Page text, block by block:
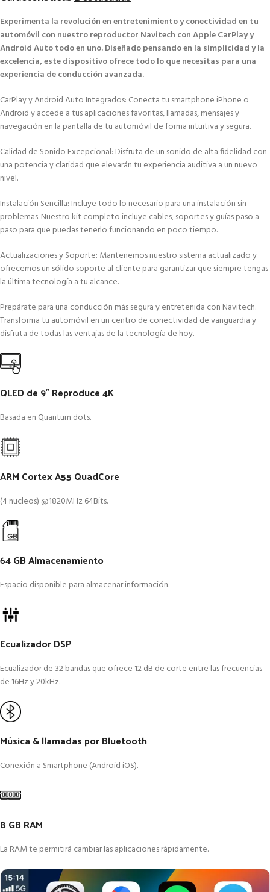
Experimenta la revolución en entretenimiento y conectividad en tu
automóvil con nuestro reproductor Navitech con Apple CarPlay y
Android Auto todo en uno. Diseñado pensando en la simplicidad y la
excelencia, este dispositivo ofrece todo lo que necesitas para una
experiencia de conducción avanzada.
CarPlay y Android Auto Integrados: Conecta tu smartphone iPhone o
Android y accede a tus aplicaciones favoritas, llamadas, mensajes y
navegación en la pantalla de tu automóvil de forma intuitiva y segura.
Calidad de Sonido Excepcional: Disfruta de un sonido de alta fidelidad con
una potencia y claridad que elevarán tu experiencia auditiva a un nuevo
nivel.
Instalación Sencilla: Incluye todo lo necesario para una instalación sin
problemas. Nuestro kit completo incluye cables, soportes y guías paso a
paso para que puedas tenerlo funcionando en poco tiempo.
Actualizaciones y Soporte: Mantenemos nuestro sistema actualizado y
ofrecemos un sólido soporte al cliente para garantizar que siempre tengas
la última tecnología a tu alcance.
Prepárate para una conducción más segura y entretenida con Navitech.
Transforma tu automóvil en un centro de conectividad de vanguardia y
disfruta de todas las ventajas de la tecnología de hoy.
QLED de 9″ Reproduce 4K
Basada en Quantum dots.
ARM Cortex A55 QuadCore
(4 nucleos) @1820MHz 64Bits.
64 GB Almacenamiento
Espacio disponible para almacenar información.
Ecualizador DSP
Ecualizador de 32 bandas que ofrece 12 dB de corte entre las frecuencias
de 16Hz y 20kHz.
Música & llamadas por Bluetooth
Conexión a Smartphone (Android iOS).
8 GB RAM
La RAM te permitirá cambiar las aplicaciones rápidamente.